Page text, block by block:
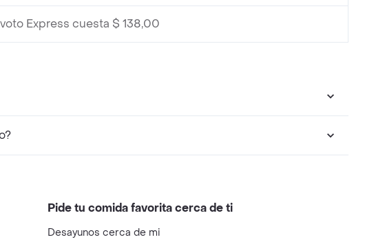
Express cuesta $ 138,00
Pide tu comida favorita cerca de ti
Desayunos cerca de mi